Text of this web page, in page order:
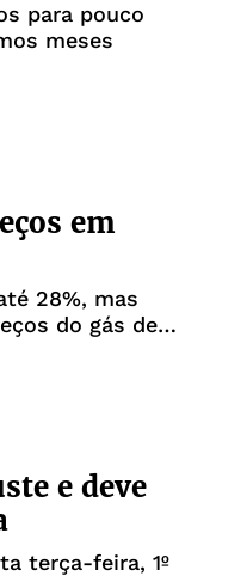
para pouco
meses
em
28%, mas
do gás de
e deve
terça-feira, 1º